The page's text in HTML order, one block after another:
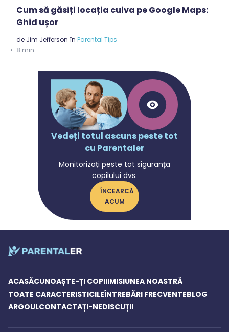
Cum să găsiți locația cuiva pe Google Maps:
Ghid ușor
de Jim Jefferson în Parental Tips
8 min
Vedeți totul ascuns peste tot
cu Parentaler
Monitorizați peste tot siguranța
copilului dvs.
ÎNCEARCĂ
ACUM
ACASĂCUNOAȘTE-ȚI COPIIIMISIUNEA NOASTRĂ
TOATE CARACTERISTICILEÎNTREBĂRI FRECVENTEBLOG
ARGOULCONTACTAȚI-NEDISCUȚII